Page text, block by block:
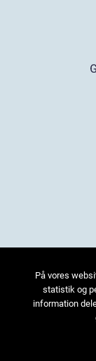
På vores
statistik og
information